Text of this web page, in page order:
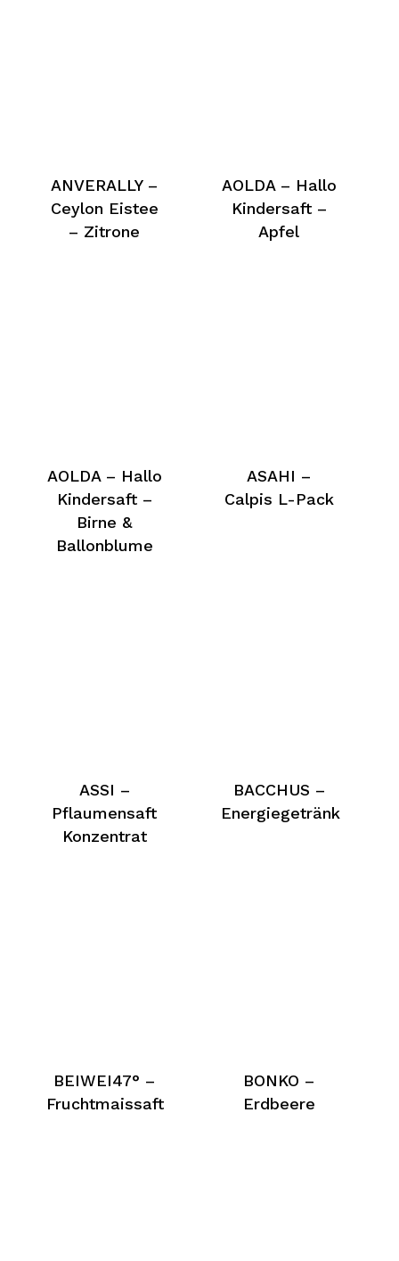
ANVERALLY –
Ceylon Eistee
– Zitrone
AOLDA – Hallo
Kindersaft –
Apfel
AOLDA – Hallo
Kindersaft –
Birne &
Ballonblume
ASAHI –
Calpis L-Pack
ASSI –
Pflaumensaft
Konzentrat
BACCHUS –
Energiegetränk
BEIWEI47° –
Fruchtmaissaft
BONKO –
Erdbeere